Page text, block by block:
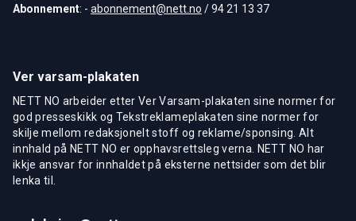
Abonnement: - abonnement@nett.no / 94 21 13 37
Ver varsam-plakaten
NETT NO arbeider etter Ver Varsam-plakaten sine normer for
god presseskikk og Tekstreklameplakaten sine normer for
skilje mellom redaksjonelt stoff og reklame/sponsing. Alt
innhald på NETT NO er opphavsrettsleg verna. NETT NO har
ikkje ansvar for innhaldet på eksterne nettsider som det blir
lenka til.